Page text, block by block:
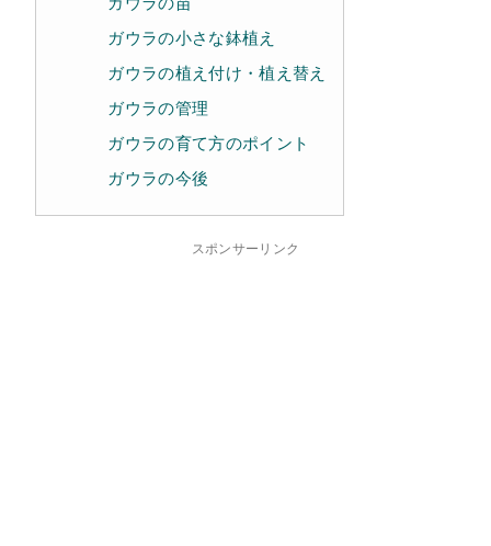
ガウラの小さな鉢植え
ガウラの植え付け・植え替え
ガウラの管理
ガウラの育て方のポイント
ガウラの今後
スポンサーリンク